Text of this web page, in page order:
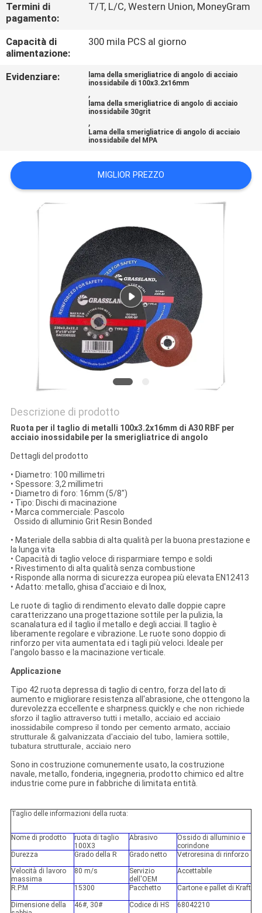
CASI
DEL
POLICY
Termini di
pagamento:
T/T, L/C, Western Union, MoneyGram
Capacità di
alimentazione:
300 mila PCS al giorno
Evidenziare:
lama della smerigliatrice di angolo di acciaio
inossidabile di 100x3.2x16mm
,
lama della smerigliatrice di angolo di acciaio
inossidabile 30grit
,
Lama della smerigliatrice di angolo di acciaio
inossidabile del MPA
MIGLIOR PREZZO
Descrizione di prodotto
Ruota per il taglio di metalli 100x3.2x16mm di A30 RBF per
acciaio inossidabile per la smerigliatrice di angolo
Dettagli del prodotto
• Diametro: 100 millimetri
• Spessore: 3,2 millimetri
• Diametro di foro: 16mm (5/8")
• Tipo: Dischi di macinazione
• Marca commerciale: Pascolo
Ossido di alluminio Grit Resin Bonded
• Materiale della sabbia di alta qualità per la buona prestazione e
la lunga vita
• Capacità di taglio veloce di risparmiare tempo e soldi
• Rivestimento di alta qualità senza combustione
• Risponde alla norma di sicurezza europea più elevata EN12413
• Adatto: metallo, ghisa d'acciaio e di Inox,
Le ruote di taglio di rendimento elevato dalle doppie capre
caratterizzano una progettazione sottile per la pulizia, la
scanalatura ed il taglio il metallo e degli acciai. Il taglio è
liberamente regolare e vibrazione. Le ruote sono doppio di
rinforzo per vita aumentata ed i tagli più veloci. Ideale per
l'angolo basso e la macinazione verticale.
Applicazione
Tipo 42 ruota depressa di taglio di centro, forza del lato di
aumento e migliorare resistenza all'abrasione, che ottengono la
durevolezza eccellente e sharpness.quicklye che non richiede
sforzo il taglio attraverso tutti i metallo, acciaio ed acciaio
inossidabile compreso il tondo per cemento armato, acciaio
strutturale & galvanizzata d'acciaio del tubo, lamiera sottile,
tubatura strutturale, acciaio nero
Sono in costruzione comunemente usato, la costruzione
navale, metallo, fonderia, ingegneria, prodotto chimico ed altre
industrie come pure in fabbriche di limitata entità.
Taglio delle informazioni della ruota:
Nome di prodotto
ruota di taglio
100X3
Abrasivo
Ossido di alluminio e
corindone
Durezza
Grado della R Grado netto
Vetroresina di rinforzo
Velocità di lavoro
massima
80 m/s
Servizio
dell'OEM
Accettabile
R.P.M 15300 Pacchetto Cartone e pallet di Kraft
Dimensione della
46#, 30# Codice di HS 68042210